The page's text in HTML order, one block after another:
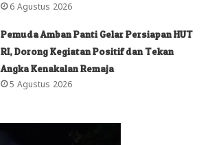
6 Agustus 2026
Pemuda Amban Panti Gelar Persiapan HUT
RI, Dorong Kegiatan Positif dan Tekan
Angka Kenakalan Remaja
5 Agustus 2026